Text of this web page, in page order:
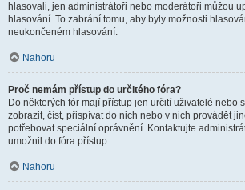
hlasovali, jen administrátoři nebo moderátoři můžou
hlasování. To zabrání tomu, aby byly možnosti
neukončeném hlasování.
Nahoru
Proč nemám přístup do určitého fóra?
Do některých fór mají přístup jen určití uživatelé nebo
zobrazit, číst, přispívat do nich nebo v nich provádět
potřebovat speciální oprávnění. Kontaktujte
umožnil do fóra přístup.
Nahoru